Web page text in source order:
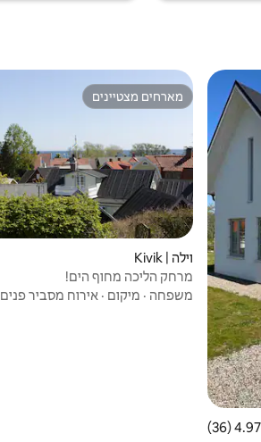
של 4.97 מתוך 5, 36 ביקורות4.97 (36)
מארחים מצטיינים
מארחים מצטיינים
וילה | Kivik
מרחק הליכה מחוף הים!
משפחה · מיקום · אירוח מסביר פנים